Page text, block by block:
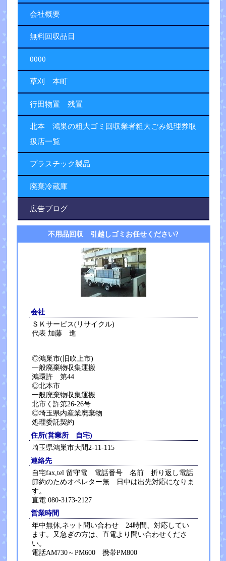
会社概要
無料回収品目
0000
草刈 本町
行田物置 残置
北本 鴻巣の粗大ゴミ回収業者粗大ごみ処理券取
扱店一覧
プラスチック製品
廃棄冷蔵庫
広告ブログ
不用品回収 引越しゴミお任せください?
会社
ＳＫサービス(リサイクル)
代表 加藤 進
◎鴻巣市(旧吹上市)
一般廃棄物収集運搬
鴻環許 第44
◎北本市
一般廃棄物収集運搬
北市く許第26-26号
◎埼玉県内産業廃棄物
処理委託契約
住所(営業所 自宅)
埼玉県鴻巣市大間2-11-115
連絡先
自宅fax,tel 留守電 電話番号 名前 折り返し電話
節約のためオペレター無 日中は出先対応になりま
す。
直電 080-3173-2127
営業時間
年中無休,ネット問い合わせ 24時間、対応してい
ます。又急ぎの方は、直電より問い合わせくださ
い。
電話AM730～PM600 携帯PM800